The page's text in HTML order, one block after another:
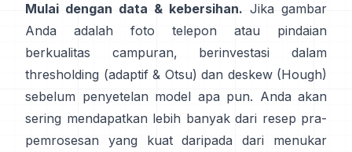
Mulai dengan data & kebersihan. Jika gambar
Anda adalah foto telepon atau pindaian
berkualitas campuran, berinvestasi dalam
thresholding (adaptif & Otsu) dan deskew (Hough)
sebelum penyetelan model apa pun. Anda akan
sering mendapatkan lebih banyak dari resep pra-
pemrosesan yang kuat daripada dari menukar